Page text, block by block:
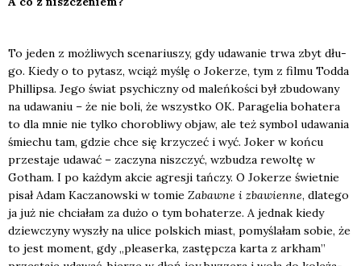
To jeden z moż­li­wych sce­na­riu­szy, gdy uda­wa­nie trwa zbyt dłu­
go. Kie­dy o to pytasz, wciąż myślę o Joke­rze, tym z fil­mu Tod­da
Phil­lip­sa. Jego świat psy­chicz­ny od maleń­ko­ści był zbu­do­wa­ny
na uda­wa­niu – że nie boli, że wszyst­ko OK. Para­ge­lia boha­te­ra
to dla mnie nie tyl­ko cho­ro­bli­wy objaw, ale też sym­bol uda­wa­nia
śmie­chu tam, gdzie chce się krzy­czeć i wyć. Joker w koń­cu
prze­sta­je uda­wać – zaczy­na nisz­czyć, wzbu­dza rewol­tę w
Gotham. I po każ­dym akcie agre­sji tań­czy. O Joke­rze świet­nie
pisał Adam Kacza­now­ski w tomie Zabaw­ne i zba­wien­ne, dla­te­go
ja już nie chcia­łam za dużo o tym boha­te­rze. A jed­nak kie­dy
dziew­czy­ny wyszły na uli­ce pol­skich miast, pomy­śla­łam sobie, że
to jest moment, gdy „ple­aser­ka, zastęp­cza kar­ta z arkham”